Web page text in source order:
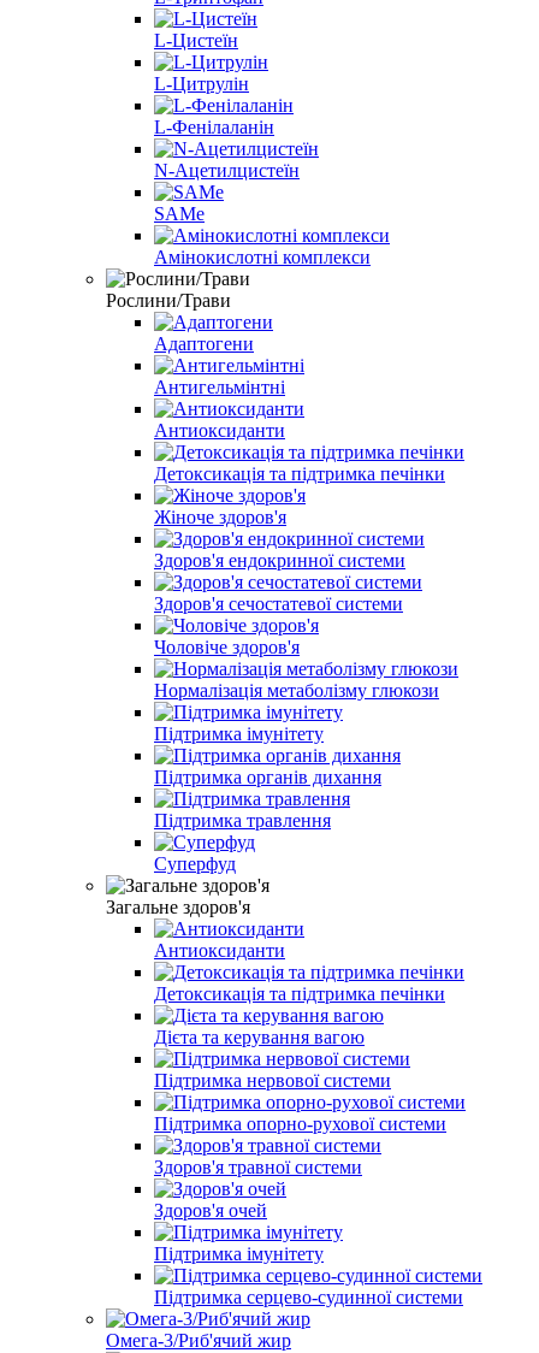
L-Цистеїн
L-Цитрулін
L-Фенілаланін
N-Ацетилцистеїн
SAMe
Амінокислотні комплекси
Рослини/Трави
Адаптогени
Антигельмінтні
Антиоксиданти
Детоксикація та підтримка печінки
Жіноче здоров'я
Здоров'я ендокринної системи
Здоров'я сечостатевої системи
Чоловіче здоров'я
Нормалізація метаболізму глюкози
Підтримка імунітету
Підтримка органів дихання
Підтримка травлення
Суперфуд
Загальне здоров'я
Антиоксиданти
Детоксикація та підтримка печінки
Дієта та керування вагою
Підтримка нервової системи
Підтримка опорно-рухової системи
Здоров'я травної системи
Здоров'я очей
Підтримка імунітету
Підтримка серцево-судинної системи
Омега-3/Риб'ячий жир